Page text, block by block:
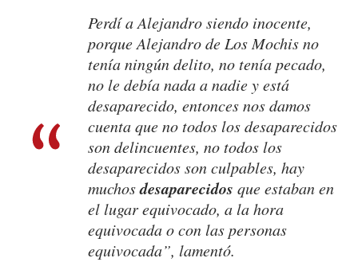
Perdí a Alejandro siendo inocente,
porque Alejandro de Los Mochis no
tenía ningún delito, no tenía pecado,
no le debía nada a nadie y está
desaparecido, entonces nos damos
cuenta que no todos los desaparecidos
son delincuentes, no todos los
desaparecidos son culpables, hay
muchosdesaparecidos que estaban en
el lugar equivocado, a la hora
equivocada o con las personas
equivocada”, lamentó.